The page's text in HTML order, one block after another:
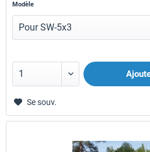
Modèle
Se souv.